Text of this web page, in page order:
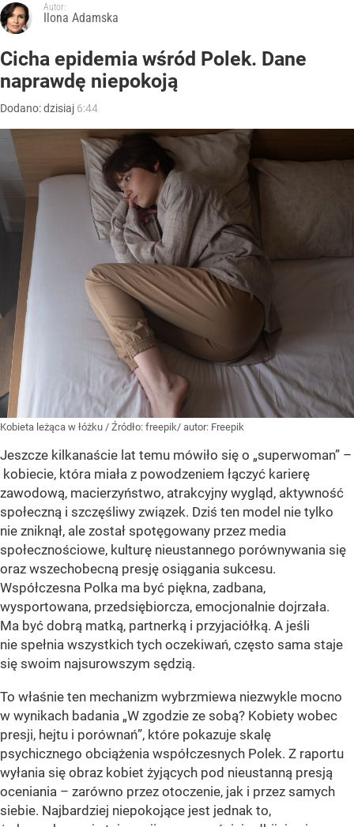
Autor:
Ilona Adamska
Cicha epidemia wśród Polek. Dane
naprawdę niepokoją
Dodano:dzisiaj 6:44
Kobieta leżąca w łóżku / Źródło: freepik/ autor: Freepik
Jeszcze kilkanaście lat temu mówiło się o „superwoman” –
kobiecie, która miała z powodzeniem łączyć karierę
zawodową, macierzyństwo, atrakcyjny wygląd, aktywność
społeczną i szczęśliwy związek. Dziś ten model nie tylko
nie zniknął, ale został spotęgowany przez media
społecznościowe, kulturę nieustannego porównywania się
oraz wszechobecną presję osiągania sukcesu.
Współczesna Polka ma być piękna, zadbana,
wysportowana, przedsiębiorcza, emocjonalnie dojrzała.
Ma być dobrą matką, partnerką i przyjaciółką. A jeśli
nie spełnia wszystkich tych oczekiwań, często sama staje
się swoim najsurowszym sędzią.
To właśnie ten mechanizm wybrzmiewa niezwykle mocno
w wynikach badania „W zgodzie ze sobą? Kobiety wobec
presji, hejtu i porównań”, które pokazuje skalę
psychicznego obciążenia współczesnych Polek. Z raportu
wyłania się obraz kobiet żyjących pod nieustanną presją
oceniania – zarówno przez otoczenie, jak i przez samych
siebie. Najbardziej niepokojące jest jednak to,